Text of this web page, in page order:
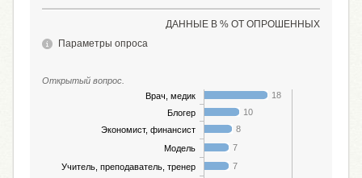
ДАННЫЕ В % ОТ ОПРОШЕННЫХ
Параметры опроса
Открытый вопрос.
Врач, медик
18
Блогер
10
Экономист, финансист
8
Модель 7
Учитель, преподаватель, тренер 7